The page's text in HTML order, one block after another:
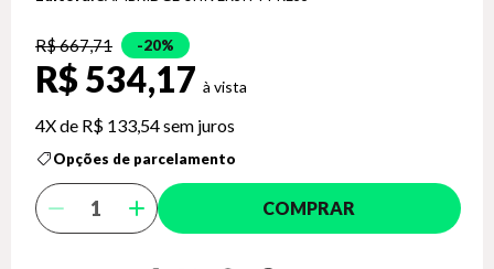
R$ 667,71 20%
R$ 534,17
4X de R$ 133,54sem juros
Opções de parcelamento
COMPRAR